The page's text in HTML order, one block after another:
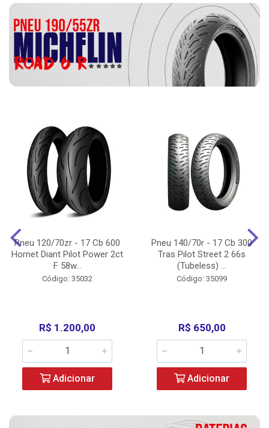
Pneu 120/70zr - 17 Cb 600
Hornet Diant Pilot Power 2ct
F 58w...
Código: 35032
R$ 1.200,00
Adicionar
Pneu 140/70r - 17 Cb 300
Tras Pilot Street 2 66s
(Tubeless) ...
Código: 35099
R$ 650,00
Adicionar